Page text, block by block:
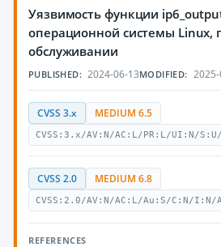
Уязвимость функции
операционной системы
обслуживании
PUBLISHED: 2024-06-13MODIFIED:
CVSS 3.x MEDIUM 6.5
CVSS:3.x/AV:N/AC:L/PR:L/UI:N/
CVSS 2.0 MEDIUM 6.8
CVSS:2.0/AV:N/AC:L/Au:S/C:N/I:N/
REFERENCES